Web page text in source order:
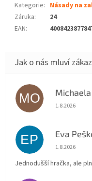
Kategorie: Násady na
Záruka:
24
EAN:
MO Hodnocení
1.8.2026
EP Eva
Hodnocení
1.8.2026
Jednodušší hračka, ale